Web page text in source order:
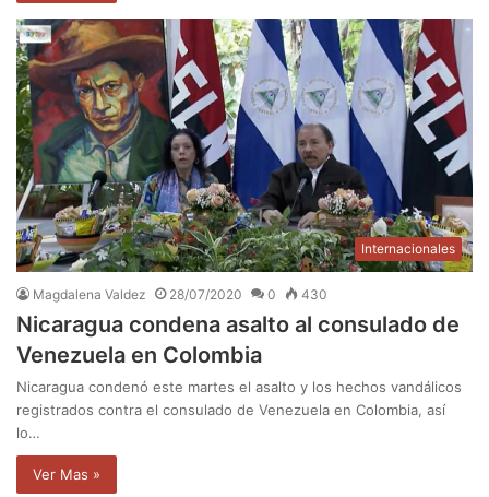
Internacionales
Magdalena Valdez 28/07/2020 0 430
Nicaragua condena asalto al consulado de
Venezuela en Colombia
Nicaragua condenó este martes el asalto y los hechos vandálicos
registrados contra el consulado de Venezuela en Colombia, así
lo…
Ver Mas »